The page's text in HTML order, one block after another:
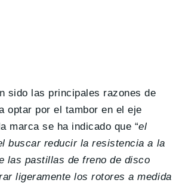
sido las principales razones de
optar por el tambor en el eje
marca se ha indicado que “el
buscar reducir la resistencia a la
las pastillas de freno de disco
ligeramente los rotores a medida